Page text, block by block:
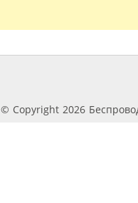
© Copyright 2026